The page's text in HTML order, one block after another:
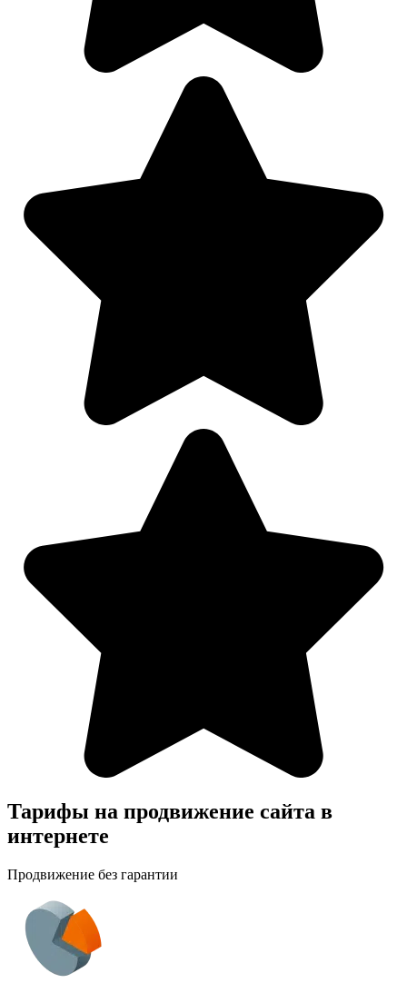
Тарифы на продвижение сайта в
интернете
Продвижение без гарантии